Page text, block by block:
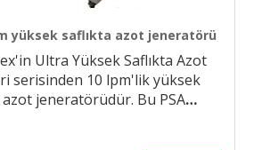
yüksek saflıkta azot jeneratörü
Ultra Yüksek Saflıkta Azot
serisinden 10 lpm'lik yüksek
jeneratörüdür. Bu PSA…